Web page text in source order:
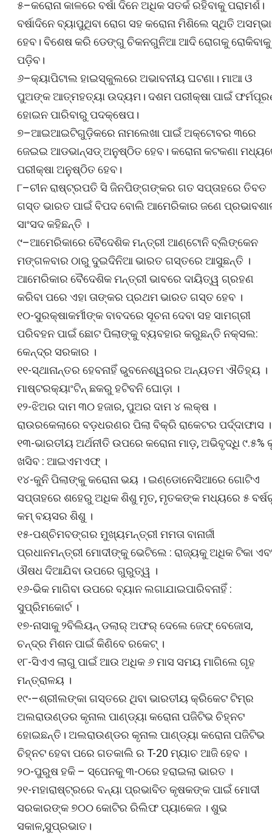
୫–କରୋନା କାଳରେ ବର୍ଷା ଦିନେ ଅଧିକ ସତର୍କ ରହିବାକୁ ପରାମର୍ଶ।
ବର୍ଷାଦିନେ ବ୍ୟାପୁଥିବା ରୋଗ ସହ କରୋନା ମିଶିଲେ ସ୍ଥିତି
ହେବ। ବିଶେଷ କରି ଡେଙ୍ଗୁ ଚିକନଗୁନିଆ ଆଦି ରୋଗକୁ ରୋକିବାକୁ
ପଡ଼ିବ।
୬–କ୍ୟାପିଟାଲ ହାଇସ୍କୁଲରେ ଅଭାବନୀୟ ଘଟଣା। ମାଆ ଓ
ପୁଅଙ୍କ ଆତ୍ମହତ୍ୟା ଉଦ୍ୟମ। ଦଶମ ପରୀକ୍ଷା ପାଇଁ
ହୋଇନ ପାରିବାରୁ ପଦକ୍ଷେପ।
୭–ଆଇଆଇଟିଗୁଡ଼ିକରେ ନାମଲେଖା ପାଇଁ ଅକ୍ଟୋବର ୩ରେ
ଜେଇଇ ଆଡଭାନ୍ସଡ୍‌ ଅନୁଷ୍ଠିତ ହେବ। କରୋନା କଟକଣା
ପରୀକ୍ଷା ଅନୁଷ୍ଠିତ ହେବ।
୮–ଚୀନ ରାଷ୍ଟ୍ରପତି ସି ଜିନପିଙ୍ଗଙ୍କର ଗତ ସପ୍ତାହରେ ତିବତ
ଗସ୍ତ ଭାରତ ପାଇଁ ବିପଦ ବୋଲି ଆମେରିକାର ଜଣେ
ସାଂସଦ କହିଛନ୍ତି ।
୯–ଆମେରିକାରେ ବୈଦେଶିକ ମନ୍ତ୍ରୀ ଆଣ୍ଟୋନି ବ୍ଲିଙ୍କେନ
ମଙ୍ଗଳବାର ଠାରୁ ଦୁଇଦିନିଆ ଭାରତ ଗସ୍ତରେ ଆସୁଛନ୍ତି ।
ଆମେରିକାର ବୈଦେଶିକ ମନ୍ତ୍ରୀ ଭାବରେ ଦାୟିତ୍ୱ ଗ୍ରହଣ
କରିବା ପରେ ଏହା ତାଙ୍କର ପ୍ରଥମ ଭାରତ ଗସ୍ତ ହେବ ।
୧୦-ସୁରକ୍ଷାକର୍ମୀଙ୍କ ବାବଦରେ ସୂଚନା ଦେବା ସହ ସାମଗ୍ରୀ
ପରିବହନ ପାଇଁ ଛୋଟ ପିଲାଙ୍କୁ ବ୍ୟବହାର କରୁଛନ୍ତି ନକ୍ସଲ:
କେନ୍ଦ୍ର ସରକାର ।
୧୧-ସ୍ଥାନାନ୍ତର ହେବନାହିଁ ଭୁବନେଶ୍ୱରର ଅନ୍ୟତମ ଐତିହ୍ୟ ।
ମାଷ୍ଟରକ୍ୟାଂଟିନ୍ ଛକରୁ ହଟିବନି ଘୋଡ଼ା ।
୧୨-ଝିଅର ଦାମ ୩୦ ହଜାର, ପୁଅର ଦାମ ୪ ଲକ୍ଷ ।
ରାଉରକେଲାରେ ବଡ଼ଧରଣର ପିଲା ବିକ୍ରି ରାକେଟର ପର୍ଦ୍ଦାଫାସ ।
୧୩-ଭାରତୀୟ ଅର୍ଥନୀତି ଉପରେ କରୋନା ମାଡ଼, ଅଭିବୃଦ୍ଧି ୯.୫%
ଖସିବ : ଆଇଏମଏଫ୍ ।
୧୪-କୁନି ପିଲାଙ୍କୁ କରୋନା ଭୟ । ଇଣ୍ଡୋନେସିଆରେ ଗୋଟିଏ
ସପ୍ତାହରେ ଶହେରୁ ଅଧିକ ଶିଶୁ ମୃତ, ମୃତକଙ୍କ ମଧ୍ୟରେ ୫
କମ୍ ବୟସର ଶିଶୁ ।
୧୫-ପଶ୍ଚିମବଙ୍ଗର ମୁଖ୍ୟମନ୍ତ୍ରୀ ମମତା ବାନାର୍ଜୀ
ପ୍ରଧାନମନ୍ତ୍ରୀ ମୋଦୀଙ୍କୁ ଭେଟିଲେ : ରାଜ୍ୟକୁ ଅଧିକ ଟିକା
ଔଷଧ ଦିଆଯିବା ଉପରେ ଗୁରୁତ୍ୱ ।
୧୬-ଭିକ ମାଗିବା ଉପରେ ବ୍ୟାନ ଲଗାଯାଇପାରିବନାହିଁ :
ସୁପ୍ରିମକୋର୍ଟ ।
୧୭-ନାସାକୁ ୨ବିଲିୟନ୍‌ ଡଲାର୍‌ ଅଫର୍‌ ଦେଲେ ଜେଫ୍‌ ବେଜୋସ,
ଚନ୍ଦ୍ର ମିଶନ ପାଇଁ କିଣିବେ ରକେଟ୍‌ ।
୧୮-ସିଏଏ ଲାଗୁ ପାଇଁ ଆଉ ଅଧିକ ୬ ମାସ ସମୟ ମାଗିଲେ ଗୃହ
ମନ୍ତ୍ରାଳୟ ।
୧୯-–ଶ୍ରୀଲଙ୍କା ଗସ୍ତରେ ଥିବା ଭାରତୀୟ କ୍ରିକେଟ ଟିମ୍‌ର
ଅଲରାଉଣ୍ଡର କୃନାଲ ପାଣ୍ଡ୍ୟା କରୋନା ପଜିଟିଭ ଚିହ୍ନଟ
ହୋଇଛନ୍ତି। ଅଲରାଉଣ୍ଡର କୃନାଲ ପାଣ୍ଡ୍ୟା କରୋନା ପଜିଟିଭ
ଚିହ୍ନଟ ହେବା ପରେ ଗତକାଲି ର T-20 ମ୍ୟାଚ ଆଜି ହେବ ।
୨୦-ପୁରୁଷ ହକି – ସ୍ପେନକୁ ୩-୦ରେ ହରାଇଲା ଭାରତ ।
୨୧-ମହାରାଷ୍ଟ୍ରରେ ବନ୍ୟା ପ୍ରଭାବିତ କୃଷକଙ୍କ ପାଇଁ ମୋଦୀ
ସରକାରଙ୍କ ୭୦୦ କୋଟିର ରିଲିଫ ପ୍ୟାକେଜ । ଶୁଭ
ସକାଳ,ସୁପ୍ରଭାତ।